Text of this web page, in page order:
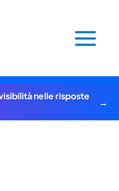
nelle risposte